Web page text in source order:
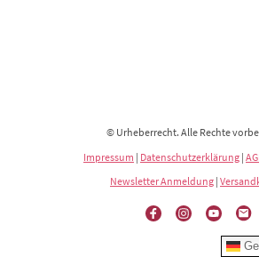
© Urheberrecht. Alle Rechte
Impressum | Datenschutzerklärung |
Newsletter Anmeldung |